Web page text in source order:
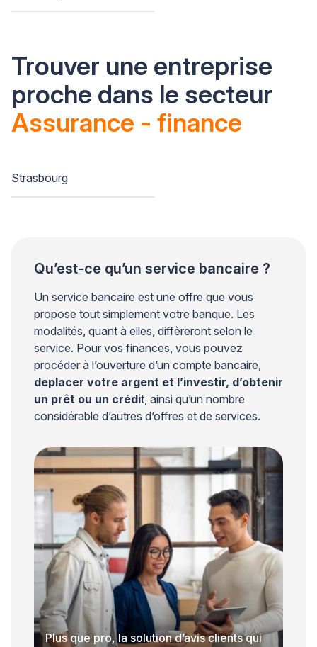
Trouver une entreprise
proche dans le secteur
Assurance - finance
Strasbourg
Qu’est-ce qu’un service bancaire ?
Un service bancaire est une offre que vous
propose tout simplement votre banque. Les
modalités, quant à elles, diffèreront selon le
service. Pour vos finances, vous pouvez
procéder à l’ouverture d’un compte bancaire,
deplacer votre argent et l’investir, d’obtenir
un prêt ou un crédit, ainsi qu’un nombre
considérable d’autres d’offres et de services.
Plus que pro, la solution d’avis clients qui